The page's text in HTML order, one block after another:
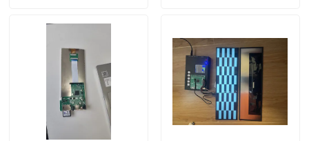
Manifestazione di VR